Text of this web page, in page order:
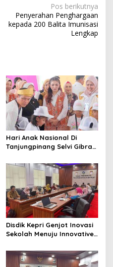
Pos berikutnya
Penyerahan Penghargaan
kepada 200 Balita Imunisasi
Lengkap
Hari Anak Nasional Di
Tanjungpinang Selvi Gibran
Nasional RANA
Disdik Kepri Genjot Inovasi
Sekolah Menuju Innovative